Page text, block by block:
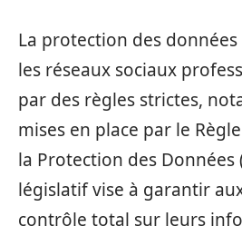
La protection des
les réseaux sociaux
par des règles strictes,
mises en place par le
la Protection des Données
législatif vise à garantir
contrôle total sur leurs